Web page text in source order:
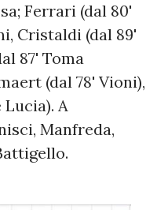
Ferrari (dal 80'
Cristaldi (dal 89'
87' Toma
(dal 78' Vioni),
Lucia). A
Manfreda,